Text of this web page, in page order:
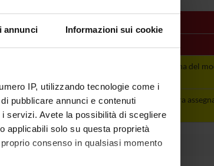
annunci Informazioni sui cookie
IP, utilizzando tecnologie come i
pubblicare annunci e contenuti
servizi. Avete la possibilità di scegliere
applicabili solo su questa proprietà
consenso in qualsiasi momento
Vedi pagina del
CUTANEE E
non ancora
assegnato
non ancora